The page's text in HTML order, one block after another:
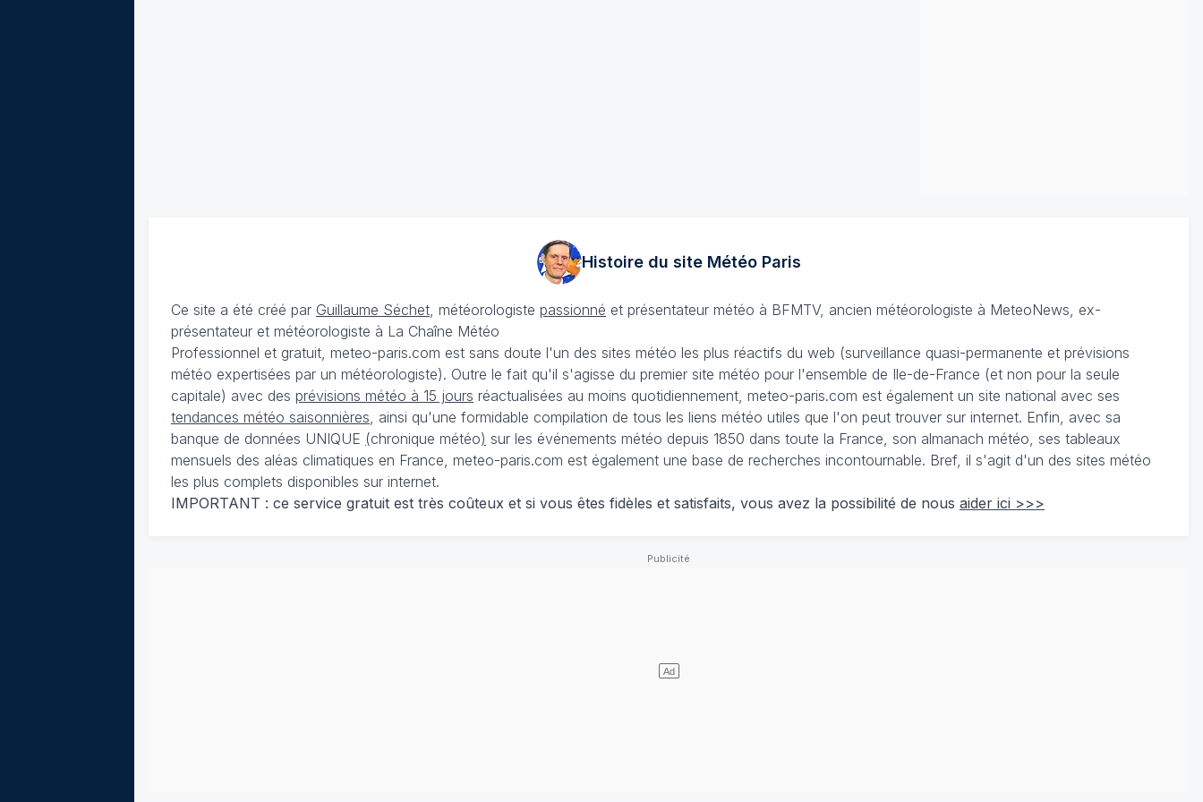
Histoire du site MétéoParis
Ce site a été créé par Guillaume Séchet , météorologiste passionné et présentateur météo à BFMTV, ancien météorologiste à MeteoNews, ex-
présentateur et météorologiste à La Chaîne Météo
Professionnel et gratuit, meteo-paris.com est sans doute l'un des sites météo les plus réactifs du web (surveillance quasi-permanente et prévisions
météo expertisées par un météorologiste). Outre le fait qu'il s'agisse du premier site météo pour l'ensemble de Ile-de-France (et non pour la seule
capitale) avec des prévisions météo à 15 jours réactualisées au moins quotidiennement, meteo-paris.com est également un site national avec ses
tendances météo saisonnières , ainsi qu'une formidable compilation de tous les liens météo utiles que l'on peut trouver sur internet. Enfin, avec sa
banque de données UNIQUE (chronique météo) sur les événements météo depuis 1850 dans toute la France, son almanach météo, ses tableaux
mensuels des aléas climatiques en France, meteo-paris.com est également une base de recherches incontournable. Bref, il s'agit d'un des sites météo
les plus complets disponibles sur internet.
IMPORTANT : ce service gratuit est très coûteux et si vous êtes fidèles et satisfaits, vous avez la possibilité de nous aider ici >>>